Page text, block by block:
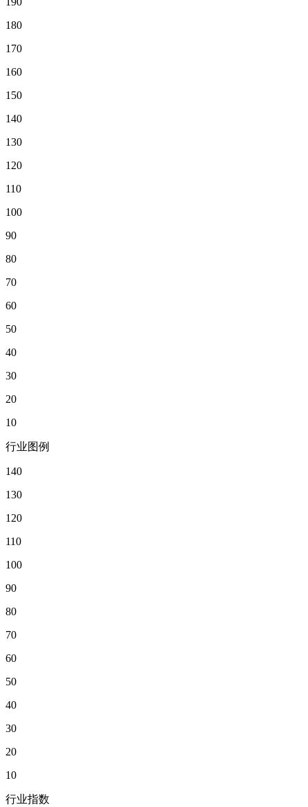
180
170
160
150
140
130
120
110
100
90
80
70
60
50
40
30
20
10
行业图例
140
130
120
110
100
90
80
70
60
50
40
30
20
10
行业指数